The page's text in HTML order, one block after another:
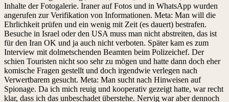
Inhalte der Fotogalerie. Iraner auf Fotos und in WhatsApp wurden
angerufen zur Verifikation von Informationen. Meta: Man will die
Ehrlichkeit prüfen und ein wenig mit Zeit (es dauert) bestrafen.
Besuche in Israel oder den USA muss man nicht abstreiten, das ist
für den Iran OK und ja auch nicht verboten. Später kam es zum
Interview mit dolmetschenden Beamten beim Polizeichef. Der
schien Touristen nicht soo sehr zu mögen und hatte dann doch eher
komische Fragen gestellt und doch irgendwie verlegen nach
Verwertbarem gesucht. Meta: Man sucht nach Hinweisen auf
Spionage. Da ich mich reuig und kooperativ gezeigt hatte, war recht
klar, dass ich das unbeschadet überstehe. Nervig war aber dennoch